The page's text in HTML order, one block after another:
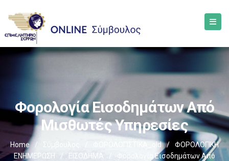
Φορολογία Εισοδημάτων Από
Μισθωτές Υπηρεσίες
Home / Σύμβουλος ΦΟΡΟΛΟΓΙΣΤΙΚΑ_old /
ΦΟΡΟΛΟΓΙΚΗ
ΕΝΗΜΕΡΩΣΗ
/ ΕΙΣΟΔΗΜΑ /
Φορολογία Εισοδημάτων Από